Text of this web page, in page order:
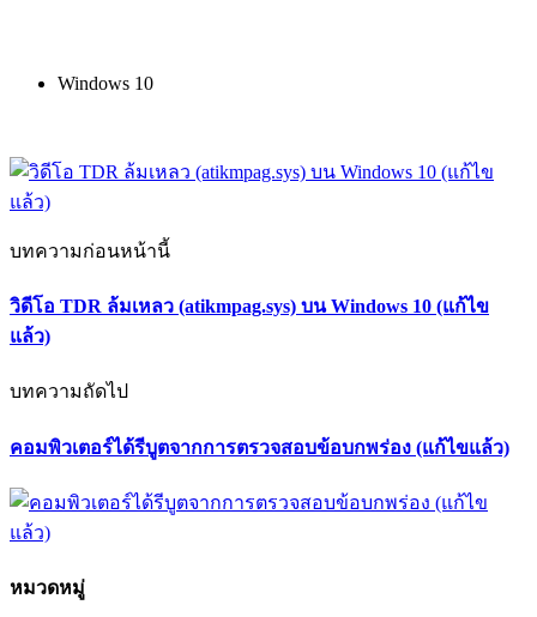
Windows 10
บทความก่อนหน้านี้
วิดีโอ TDR ล้มเหลว (atikmpag.sys) บน Windows 10 (แก้ไข
แล้ว)
บทความถัดไป
คอมพิวเตอร์ได้รีบูตจากการตรวจสอบข้อบกพร่อง (แก้ไขแล้ว)
หมวดหมู่